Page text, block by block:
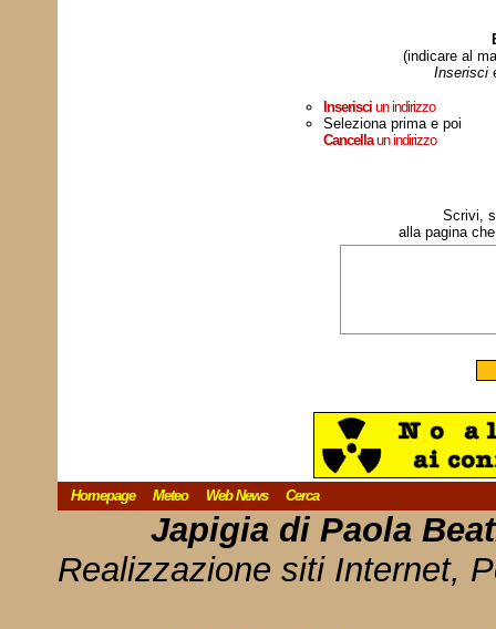
(indicare al
Inserisci
Inserisciun indirizzo
Seleziona prima e poi
Cancellaun indirizzo
Scrivi,
alla pagina
Homepage Meteo Web News Cerca
Japigia di Paola
Realizzazione siti Internet,